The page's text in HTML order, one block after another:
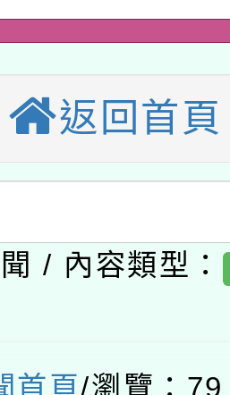
學年度第2次
選結果公告(
民族委員會
住民族歲時祭
暑期犯罪預防
115年70歲以
講座「吃得安
勵退休同仁踴
學年度第2次
果公告(無人
共學行動站研
115年度閱讀
養講師名單
返回首頁
/ 內容類型：
首頁/瀏覽：79